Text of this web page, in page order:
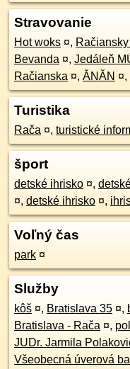
Stravovanie
Hot woks ¤,
Bevanda ¤, Jedáleň
Račianska ¤, ĂNĂN ¤,
Turistika
Rača ¤, turistické
šport
detské ihrisko ¤,
¤, detské ihrisko ¤,
Voľný čas
park ¤
Služby
kôš ¤, Bratislava 35 ¤,
Bratislava - Rača ¤,
JUDr. Jarmila
Všeobecná úverová